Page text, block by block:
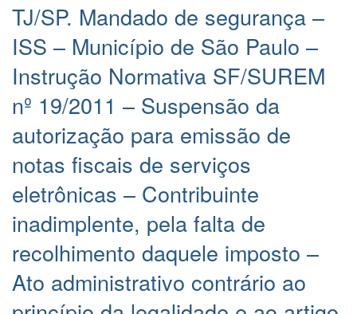
TJ/SP. Mandado de segurança –
ISS – Município de São Paulo –
Instrução Normativa SF/SUREM
nº 19/2011 – Suspensão da
autorização para emissão de
notas fiscais de serviços
eletrônicas – Contribuinte
inadimplente, pela falta de
recolhimento daquele imposto –
Ato administrativo contrário ao